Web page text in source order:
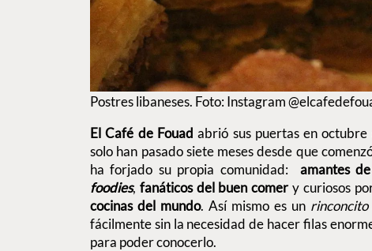
Postres libaneses. Foto: Instagram
El Café de Fouad abrió sus puertas en
solo han pasado siete meses desde que
ha forjado su propia comunidad: amantes
foodies, fanáticos del buen comer y curiosos
cocinas del mundo. Así mismo es un rinconcito
fácilmente sin la necesidad de hacer filas
para poder conocerlo.